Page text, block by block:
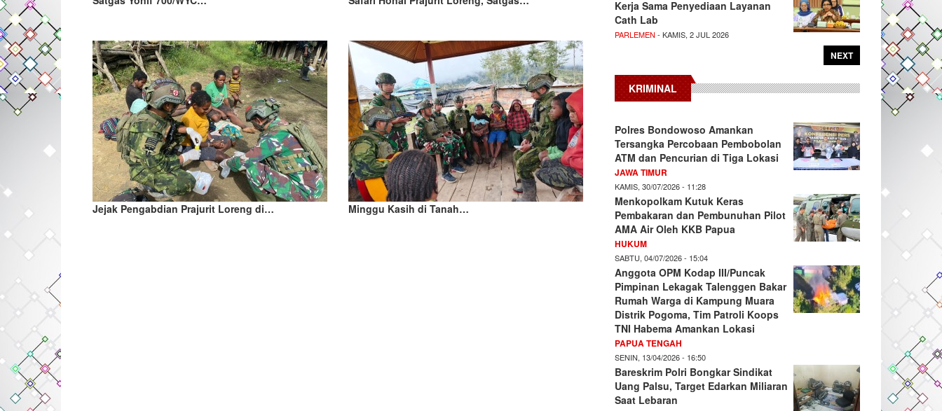
Jejak Pengabdian Prajurit Loreng di… Minggu Kasih di Tanah…
Kerja Sama Penyediaan Layanan
Cath Lab
PARLEMEN - KAMIS, 2 JUL 2026
NEXT
KRIMINAL
Polres Bondowoso Amankan
Tersangka Percobaan Pembobolan
ATM dan Pencurian di Tiga Lokasi
JAWA TIMUR
KAMIS, 30/07/2026 - 11:28
Menkopolkam Kutuk Keras
Pembakaran dan Pembunuhan Pilot
AMA Air Oleh KKB Papua
HUKUM
SABTU, 04/07/2026 - 15:04
Anggota OPM Kodap III/Puncak
Pimpinan Lekagak Talenggen Bakar
Rumah Warga di Kampung Muara
Distrik Pogoma, Tim Patroli Koops
TNI Habema Amankan Lokasi
PAPUA TENGAH
SENIN, 13/04/2026 - 16:50
Bareskrim Polri Bongkar Sindikat
Uang Palsu, Target Edarkan Miliaran
Saat Lebaran